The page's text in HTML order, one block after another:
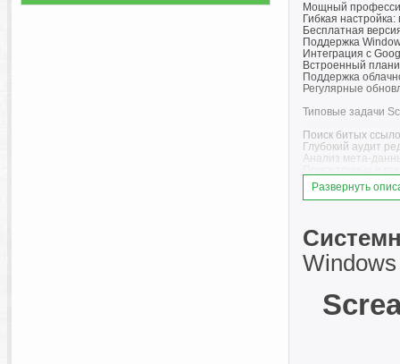
Мощный
Гибкая
Бесплатная
Поддержка
Интеграция с
Встроенный
Поддержка
Регулярные
Типовые задачи
Поиск битых
Глубокий аудит
Анализ мета-
Семантическое
Проверка
Визуализация
Проверка
Интеграция с
Аудит мобильной
Сравнение
Screaming Frog
технического
Развернуть